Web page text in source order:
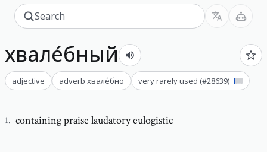
хвале́бный
adjective adverb хвале́бно very rarely used (#28639)
1. containing praise laudatory eulogistic